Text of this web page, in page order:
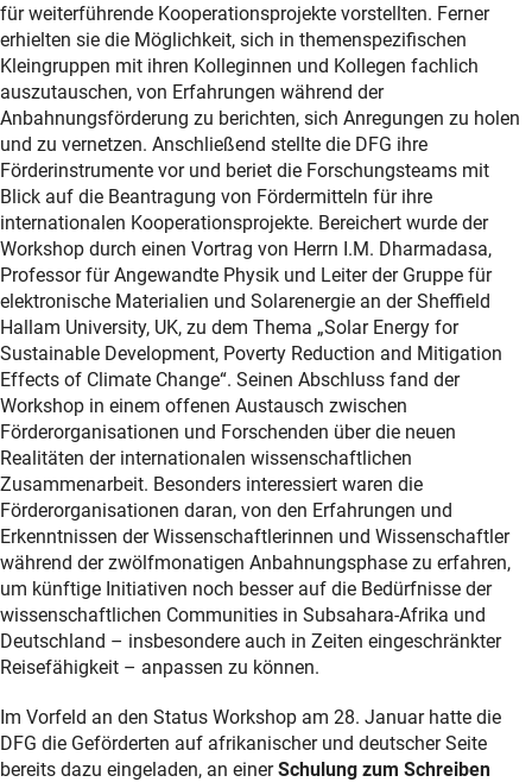
für weiterführende Kooperationsprojekte vorstellten. Ferner
erhielten sie die Möglichkeit, sich in themenspezifischen
Kleingruppen mit ihren Kolleginnen und Kollegen fachlich
auszutauschen, von Erfahrungen während der
Anbahnungsförderung zu berichten, sich Anregungen zu holen
und zu vernetzen. Anschließend stellte die DFG ihre
Förderinstrumente vor und beriet die Forschungsteams mit
Blick auf die Beantragung von Fördermitteln für ihre
internationalen Kooperationsprojekte. Bereichert wurde der
Workshop durch einen Vortrag von Herrn I.M. Dharmadasa,
Professor für Angewandte Physik und Leiter der Gruppe für
elektronische Materialien und Solarenergie an der Sheffield
Hallam University, UK, zu dem Thema „Solar Energy for
Sustainable Development, Poverty Reduction and Mitigation
Effects of Climate Change“. Seinen Abschluss fand der
Workshop in einem offenen Austausch zwischen
Förderorganisationen und Forschenden über die neuen
Realitäten der internationalen wissenschaftlichen
Zusammenarbeit. Besonders interessiert waren die
Förderorganisationen daran, von den Erfahrungen und
Erkenntnissen der Wissenschaftlerinnen und Wissenschaftler
während der zwölfmonatigen Anbahnungsphase zu erfahren,
um künftige Initiativen noch besser auf die Bedürfnisse der
wissenschaftlichen Communities in Subsahara-Afrika und
Deutschland – insbesondere auch in Zeiten eingeschränkter
Reisefähigkeit – anpassen zu können.
Im Vorfeld an den Status Workshop am 28. Januar hatte die
DFG die Geförderten auf afrikanischer und deutscher Seite
bereits dazu eingeladen, an einerSchulung zum Schreiben